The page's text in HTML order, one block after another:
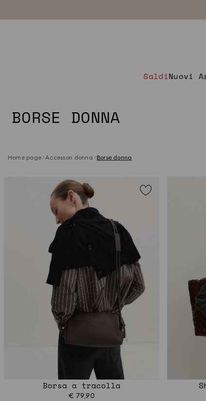
SaldiNuovi
BORSE DONNA
Home page Accessori donna Borse donna
Borsa a tracolla
€ 79,90